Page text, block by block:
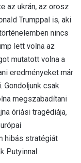
az ukrán, az orosz
Trumppal is, aki
nincs
lett volna az
mutatott volna a
eredményeket már
csak
megszabadítani
óriási tragédiája,
hibás stratégiát
Putyinnal.